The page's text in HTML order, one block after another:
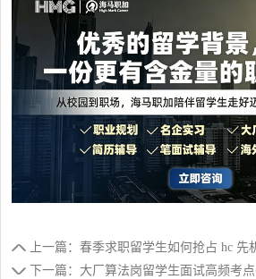
上一篇：春季求职留学生如何抢占 hc 先
下一篇：大厂算法岗留学生面试高频考点